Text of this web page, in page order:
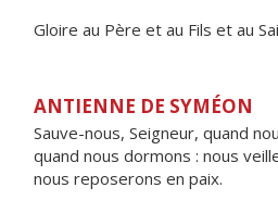
Gloire au Père et au Fils et au
ANTIENNE DE SYMÉON
Sauve-nous, Seigneur, quand
quand nous dormons : nous
nous reposerons en paix.